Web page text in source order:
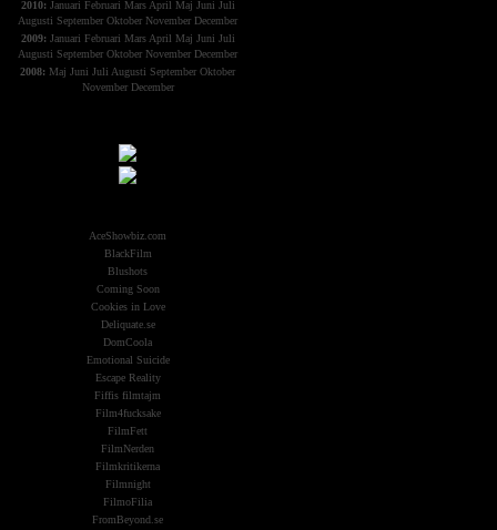
2010: Januari Februari Mars April Maj Juni Juli
Augusti September Oktober November December
2009: Januari Februari Mars April Maj Juni Juli
Augusti September Oktober November December
2008: Maj Juni Juli Augusti September Oktober
November December
AceShowbiz.com
BlackFilm
Blushots
Coming Soon
Cookies in Love
Deliquate.se
DomCoola
Emotional Suicide
Escape Reality
Fiffis filmtajm
Film4fucksake
FilmFett
FilmNerden
Filmkritikerna
Filmnight
FilmoFilia
FromBeyond.se